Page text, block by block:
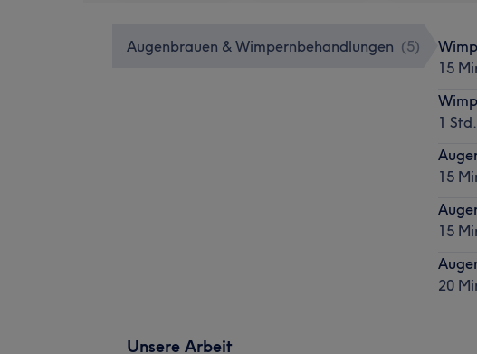
Augenbrauen & Wimpernbehandlungen (5)
15
1 Std.
15
15
20
Unsere Arbeit